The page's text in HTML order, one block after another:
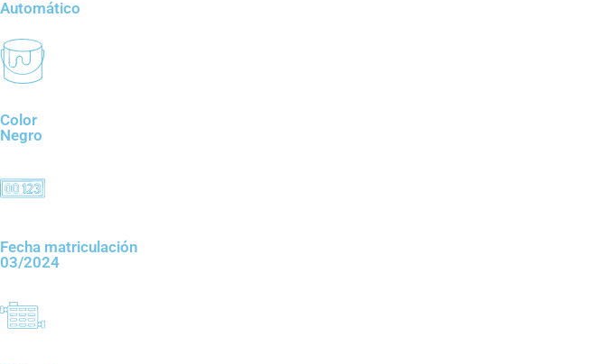
Automático
Color
Negro
Fecha matriculación
03/2024